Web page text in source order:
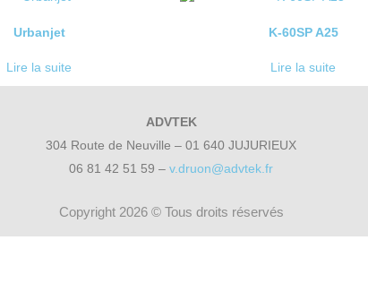
Urbanjet
Lire la suite
K-60SP A25
Lire la suite
ADVTEK
304 Route de Neuville – 01 640 JUJURIEUX
06 81 42 51 59 – v.druon@advtek.fr
Copyright 2026 © Tous droits réservés